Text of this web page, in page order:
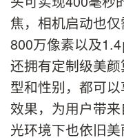
焦，相机启动也
800万像素以及
还拥有定制级美
型和性别，都可
效果，为用户带
光环境下也依旧美